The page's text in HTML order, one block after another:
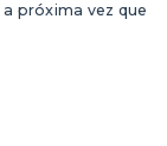
próxima vez que